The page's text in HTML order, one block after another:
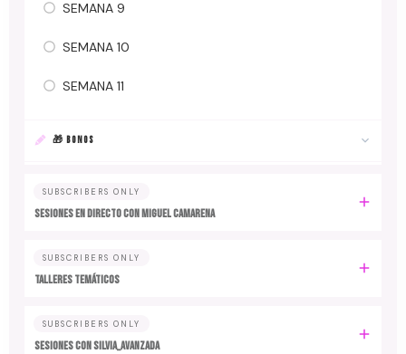
SEMANA 9
SEMANA 10
SEMANA 11
🎁 BONOS
SUBSCRIBERS ONLY
SESIONES EN DIRECTO CON MIGUEL CAMARENA
SUBSCRIBERS ONLY
TALLERES TEMÁTICOS
SUBSCRIBERS ONLY
SESIONES CON SILVIA_AVANZADA